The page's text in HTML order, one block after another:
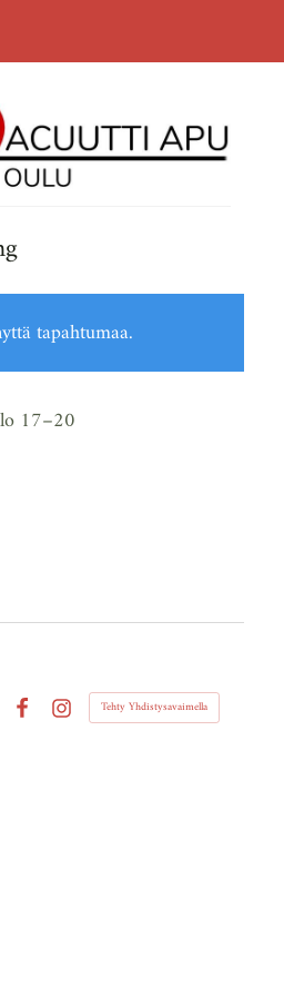
Acuutti Apu ry
tapahtumaa.
17–20
FacebookInstagram
Tehty Yhdistysavaimella